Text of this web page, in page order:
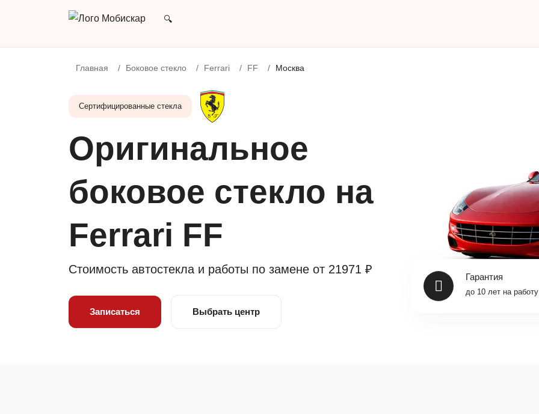
Главная Боковое стекло Ferrari FF Москва
Сертифицированные стекла
Оригинальное
боковое стекло на
Ferrari FF
Стоимость автостекла и работы по замене от 21971 ₽
Записаться Выбрать центр
до 10 лет на работу